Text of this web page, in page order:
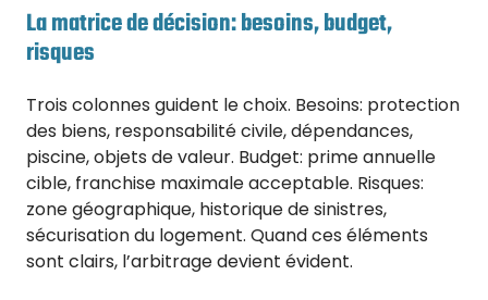
La matrice de décision: besoins, budget,
risques
Trois colonnes guident le choix. Besoins: protection
des biens, responsabilité civile, dépendances,
piscine, objets de valeur. Budget: prime annuelle
cible, franchise maximale acceptable. Risques:
zone géographique, historique de sinistres,
sécurisation du logement. Quand ces éléments
sont clairs, l’arbitrage devient évident.